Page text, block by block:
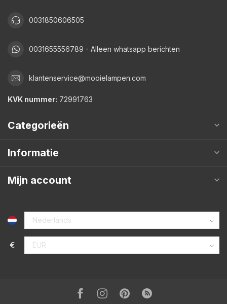
0031850606505
0031655556789 - Alleen whatsapp berichten
klantenservice@mooielampen.com
KVK nummer: 72991763
Categorieën
Informatie
Mijn account
€